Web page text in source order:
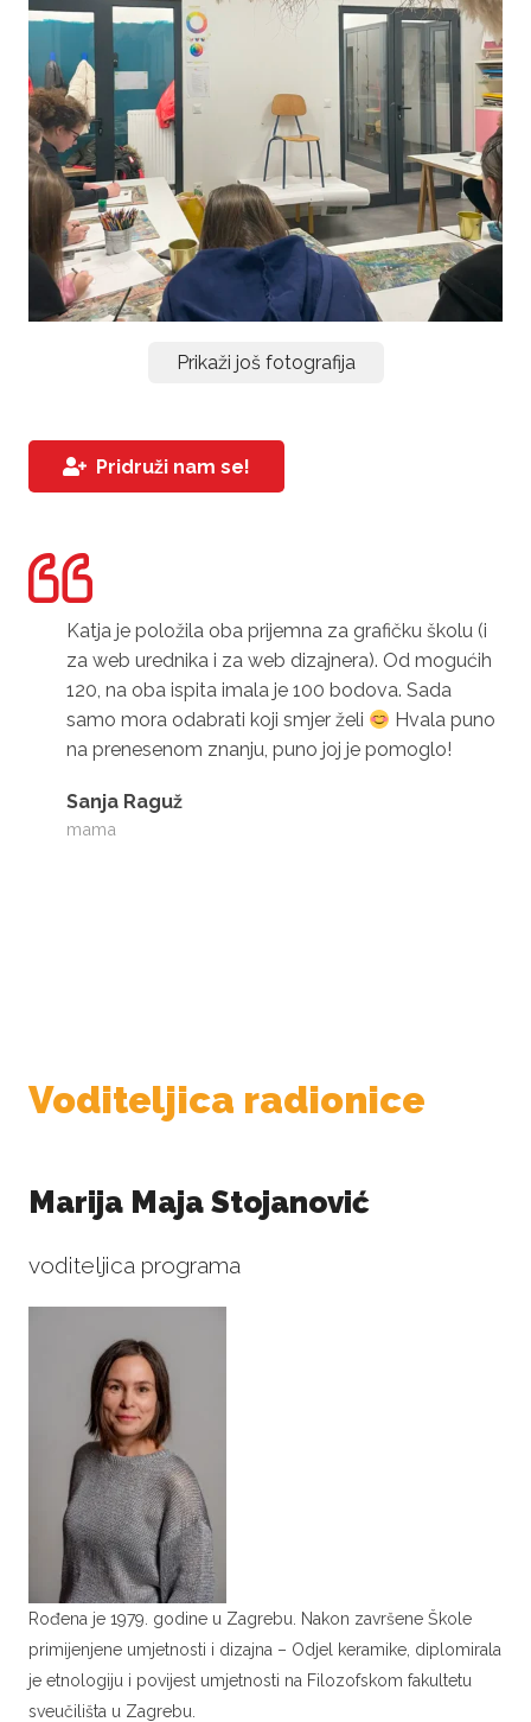
Prikaži još fotografija
Pridruži nam se!
Katja je položila oba prijemna za grafičku školu (i
za web urednika i za web dizajnera). Od mogućih
120, na oba ispita imala je 100 bodova. Sada
samo mora odabrati koji smjer želi
Hvala puno
na prenesenom znanju, puno joj je pomoglo!
Sanja Raguž
mama
Voditeljica radionice
Marija Maja Stojanović
voditeljica programa
Rođena je 1979. godine u Zagrebu. Nakon završene Škole
primijenjene umjetnosti i dizajna – Odjel keramike, diplomirala
je etnologiju i povijest umjetnosti na Filozofskom fakultetu
sveučilišta u Zagrebu.